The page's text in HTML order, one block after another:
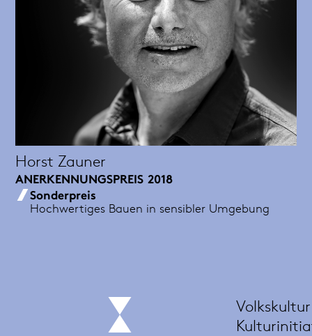
Horst Zauner
ANERKENNUNGSPREIS 2018
Sonderpreis
Hochwertiges Bauen in sensibler Umgebung